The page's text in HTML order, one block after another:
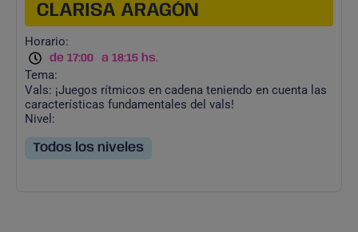
CLARISA ARAGÓN
Horario:
de 17:00 a 18:15 hs.
Tema:
Vals: ¡Juegos rítmicos en cadena teniendo en cuenta las
características fundamentales del vals!
Nivel:
Todos los niveles